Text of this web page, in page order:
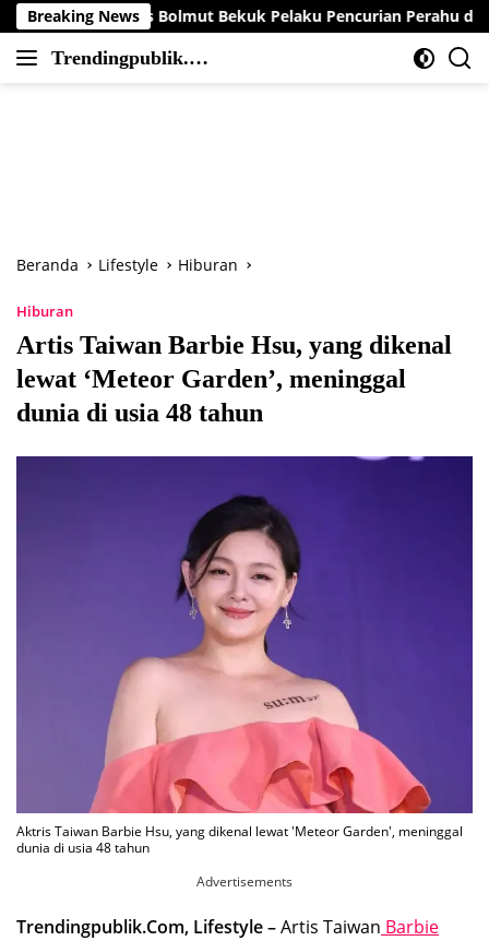
Langsung
ke
konten
Breaking News
Bolmut Bekuk Pelaku Pencurian Perahu di Daerah Buol
Trendingpublik.co
Berita
Beranda Lifestyle Hiburan
Hiburan
Artis Taiwan Barbie Hsu, yang dikenal
lewat ‘Meteor Garden’, meninggal
dunia di usia 48 tahun
Aktris Taiwan Barbie Hsu, yang dikenal lewat 'Meteor Garden', meninggal
dunia di usia 48 tahun
Advertisements
Trendingpublik.Com, Lifestyle –Artis Taiwan Barbie